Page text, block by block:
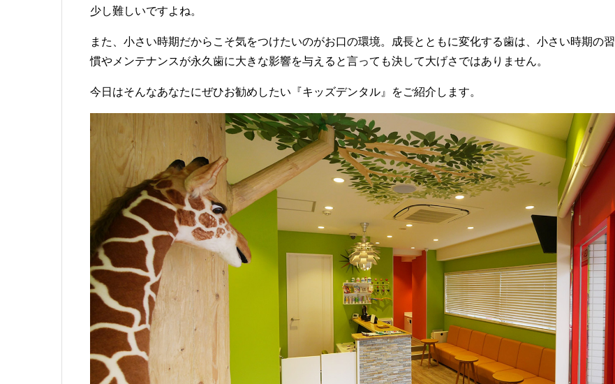
少し難しいですよね。
また、小さい時期だからこそ気をつけたいのがお口の環境。成長とともに変化する歯は、小さい時期の習
慣やメンテナンスが永久歯に大きな影響を与えると言っても決して大げさではありません。
今日はそんなあなたにぜひお勧めしたい『キッズデンタル』をご紹介します。